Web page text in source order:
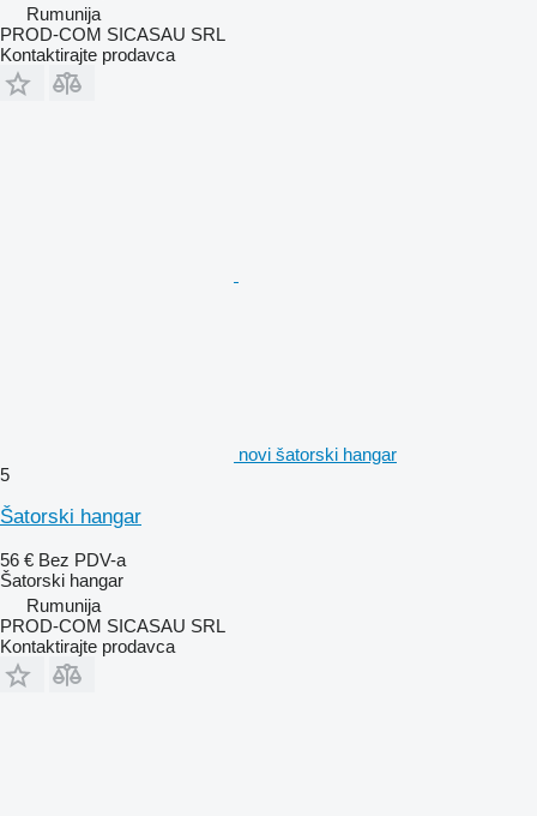
Rumunija
PROD-COM SICASAU SRL
Kontaktirajte prodavca
novi šatorski hangar
5
Šatorski hangar
56 € Bez PDV-a
Šatorski hangar
Rumunija
PROD-COM SICASAU SRL
Kontaktirajte prodavca